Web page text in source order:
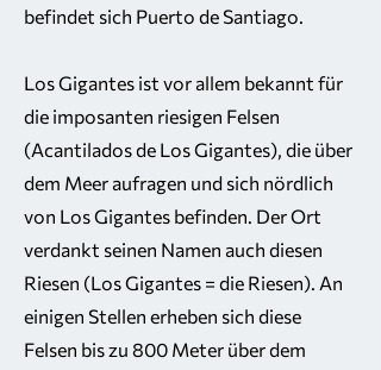
befindet sich Puerto de Santiago.
Los Gigantes ist vor allem bekannt für
die imposanten riesigen Felsen
(Acantilados de Los Gigantes), die über
dem Meer aufragen und sich nördlich
von Los Gigantes befinden. Der Ort
verdankt seinen Namen auch diesen
Riesen (Los Gigantes = die Riesen). An
einigen Stellen erheben sich diese
Felsen bis zu 800 Meter über dem